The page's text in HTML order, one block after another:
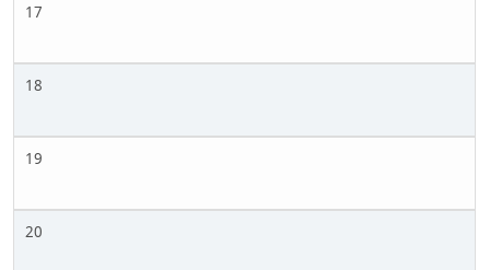
17
18
19
20